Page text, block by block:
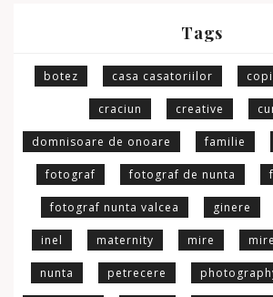
Tags
botez casa casatoriilor
craciun creative
domnisoare de onoare familie
fotograf fotograf de nunta
fotograf nunta valcea ginere
inel maternity mire
nunta petrecere